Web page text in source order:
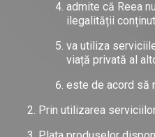
admite că Reea
ilegalității
va utiliza
viață privată al
este de acord să
Prin utilizarea